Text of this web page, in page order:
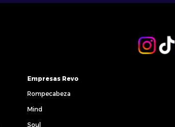
Empresas Revo
Rompecabeza
Mind
Soul